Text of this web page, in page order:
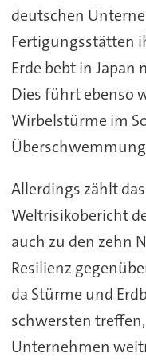
deutschen
Fertigungsstätten
Erde bebt in Japan
Dies führt ebenso
Wirbelstürme im
Allerdings zählt
Weltrisikobericht
auch zu den zehn
Resilienz
da Stürme und
schwersten
Unternehmen